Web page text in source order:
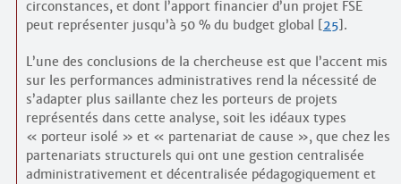
circonstances, et dont l’apport financier d’un projet FSE
peut représenter jusqu’à 50 % du budget global [25].
L’une des conclusions de la chercheuse est que l’accent mis
sur les performances administratives rend la nécessité de
s’adapter plus saillante chez les porteurs de projets
représentés dans cette analyse, soit les idéaux types
« porteur isolé » et « partenariat de cause », que chez les
partenariats structurels qui ont une gestion centralisée
administrativement et décentralisée pédagogiquement et